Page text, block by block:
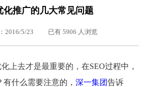
深一集团优势
外地客户专栏
化推广的几大常见问题
2016/5/23 已有 5906 人浏览
上去才是最重要的， 在SEO过程中，
什么需要注意的， 深一集团告诉